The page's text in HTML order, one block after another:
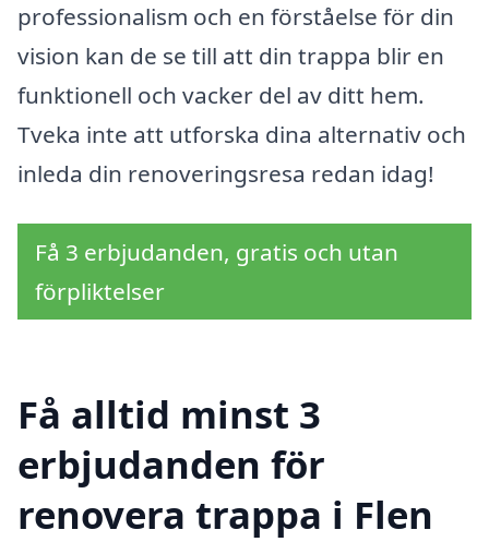
professionalism och en förståelse för din
vision kan de se till att din trappa blir en
funktionell och vacker del av ditt hem.
Tveka inte att utforska dina alternativ och
inleda din renoveringsresa redan idag!
Få 3 erbjudanden, gratis och utan
förpliktelser
Få alltid minst 3
erbjudanden för
renovera trappa i Flen